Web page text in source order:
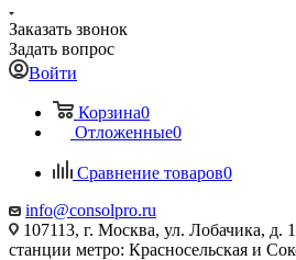
Заказать звонок
Задать вопрос
Войти
Корзина0
Отложенные0
Сравнение товаров0
info@consolpro.ru
107113, г. Москва, ул. Лобачика, д.
станции метро: Красносельская и